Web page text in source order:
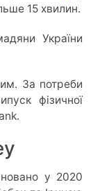
15 хвилин.
України
За потреби
фізичної
у 2020